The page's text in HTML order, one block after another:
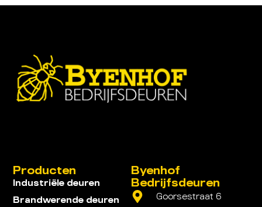
Byenhof
Bedrijfsdeuren
Goorsestraat 6
Producten
Industriële deuren
Brandwerende deuren